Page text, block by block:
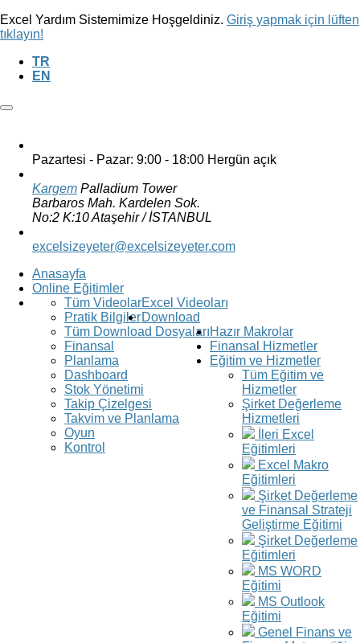
Excel Yardım Sistemimize Hoşgeldiniz. Giriş yapmak için lüften
tıklayın!
TR
EN
Pazartesi - Pazar: 9:00 - 18:00 Hergün açık
Kargem Palladium Tower
Barbaros Mah. Kardelen Sok.
No:2 K:10 Ataşehir / İSTANBUL
excelsizeyeter@excelsizeyeter.com
Anasayfa
Online Eğitimler
Excel Videoları
Tüm Videolar
Pratik BilgilerDownload
Tüm Download Dosyaları
Finansal
Planlama
Dashboard
Stok Yönetimi
Takip Çizelgesi
Takvim ve Planlama
Oyun
Kontrol
Hazır Makrolar
Finansal Hizmetler
Eğitim ve Hizmetler
Tüm Eğitim ve
Hizmetler
Şirket Değerleme
Hizmetleri
İleri Excel
Eğitimleri
Excel Makro
Eğitimleri
Şirket Değerleme
ve Finansal Strateji
Geliştirme Eğitimi
Şirket Değerleme
Eğitimleri
MS WORD
Eğitimi
MS Outlook
Eğitimi
Genel Finans ve